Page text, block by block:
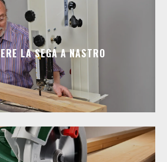
LA SEGA A NASTRO